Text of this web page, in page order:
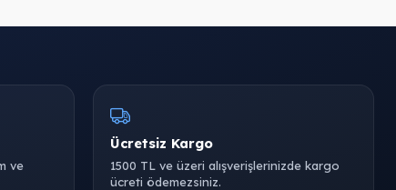
ve
Ücretsiz Kargo
1500 TL ve üzeri alışverişlerinizde kargo
ücreti ödemezsiniz.